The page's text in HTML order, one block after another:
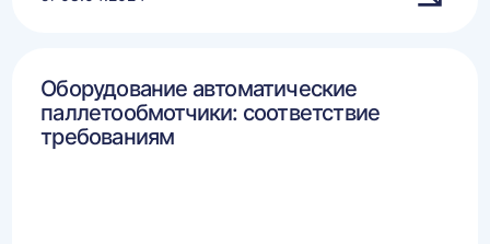
Оборудование автоматические
паллетообмотчики: соответствие
требованиям